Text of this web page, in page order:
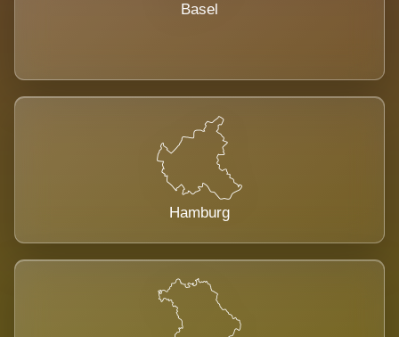
Basel
Hamburg